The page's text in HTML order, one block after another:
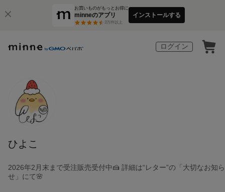
お買いものがもっとお得に
minneのアプリ
3万件以上
インストールする
ログイン
ひよこ
2026年2月末まで受注販売受付中🍰 詳細は“レター”の「大切なお知ら
せ」にて🌸